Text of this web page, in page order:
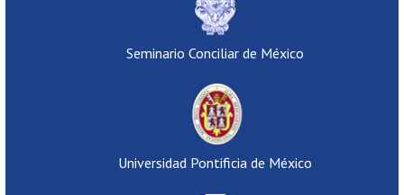
Seminario Conciliar de México
Universidad Pontificia de México